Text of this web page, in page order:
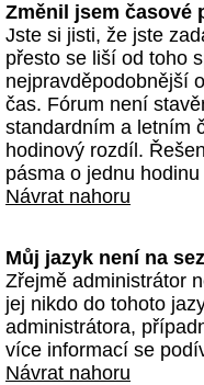
Změnil jsem časové
Jste si jisti, že jste
přesto se liší od toho
nejpravděpodobnější
čas. Fórum není
standardním a letním
hodinový rozdíl.
pásma o jednu
Návrat nahoru
Můj jazyk není na
Zřejmě administrátor
jej nikdo do tohoto
administrátora,
více informací se
Návrat nahoru